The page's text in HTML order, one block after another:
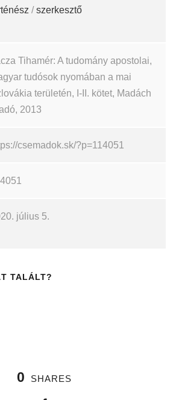
/szerkesztő
Tihamér: A tudomány apostolai,
tudósok nyomában a mai
területén, I-II. kötet, Madách
2013
csemadok.sk/?p=114051
július 5.
TALÁLT?
0 SHARES